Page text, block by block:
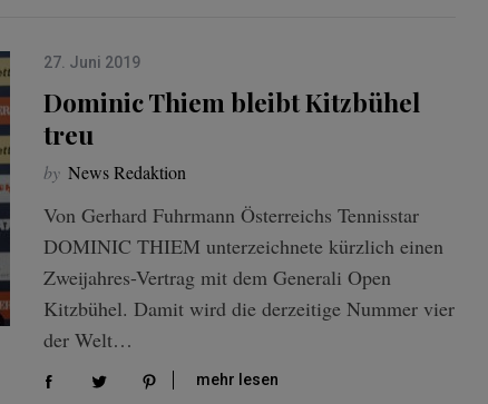
27. Juni 2019
Dominic Thiem bleibt Kitzbühel
treu
by News Redaktion
Von Gerhard Fuhrmann Österreichs Tennisstar
DOMINIC THIEM unterzeichnete kürzlich einen
Zweijahres-Vertrag mit dem Generali Open
Kitzbühel. Damit wird die derzeitige Nummer vier
der Welt…
mehr lesen